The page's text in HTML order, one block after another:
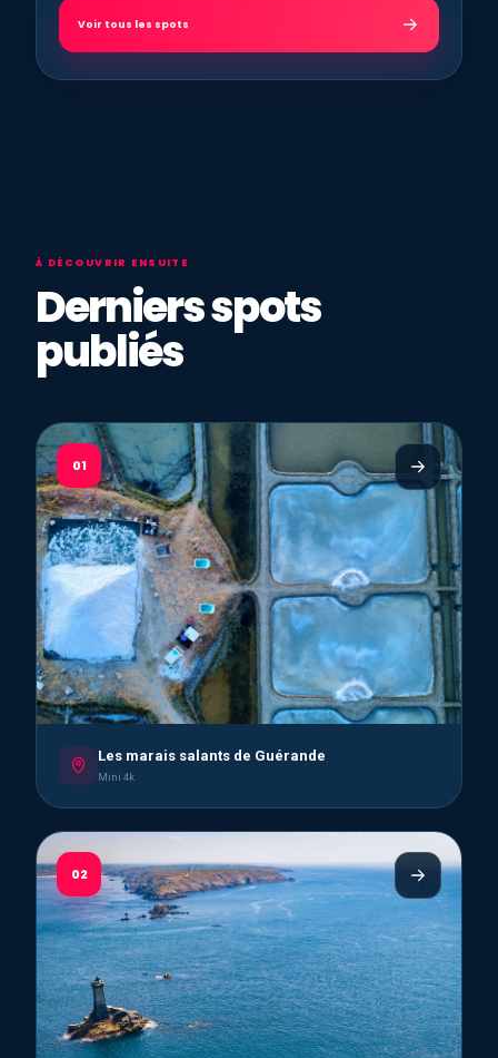
Voir tous les spots
À DÉCOUVRIR ENSUITE
Derniers spots
publiés
01
Les marais salants de Guérande
Mini 4k
02